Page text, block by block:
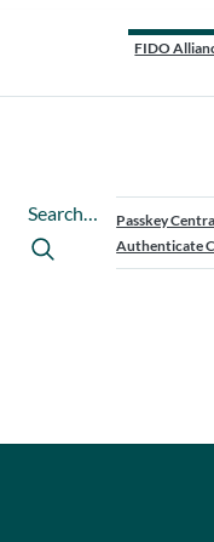
FIDO
Search…
Passkey
Authenticate